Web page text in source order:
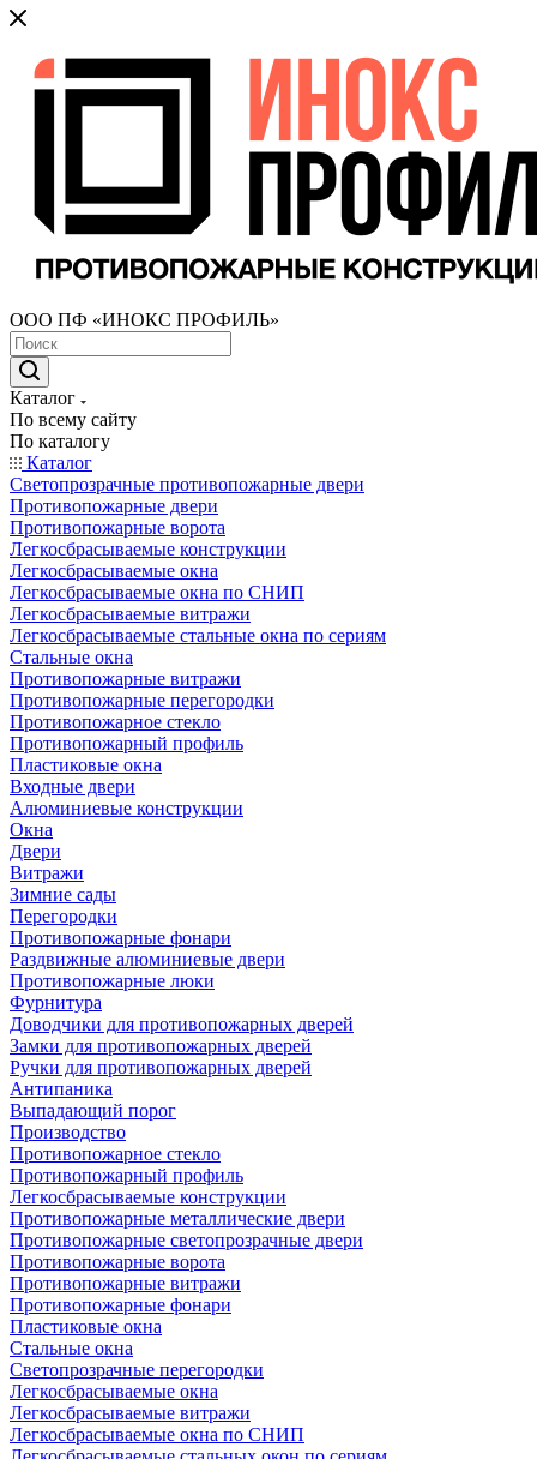
ООО ПФ «ИНОКС ПРОФИЛЬ»
Каталог
По всему сайту
По каталогу
Каталог
Светопрозрачные противопожарные двери
Противопожарные двери
Противопожарные ворота
Легкосбрасываемые конструкции
Легкосбрасываемые окна
Легкосбрасываемые окна по СНИП
Легкосбрасываемые витражи
Легкосбрасываемые стальные окна по сериям
Стальные окна
Противопожарные витражи
Противопожарные перегородки
Противопожарное стекло
Противопожарный профиль
Пластиковые окна
Входные двери
Алюминиевые конструкции
Окна
Двери
Витражи
Зимние сады
Перегородки
Противопожарные фонари
Раздвижные алюминиевые двери
Противопожарные люки
Фурнитура
Доводчики для противопожарных дверей
Замки для противопожарных дверей
Ручки для противопожарных дверей
Антипаника
Выпадающий порог
Производство
Противопожарное стекло
Противопожарный профиль
Легкосбрасываемые конструкции
Противопожарные металлические двери
Противопожарные светопрозрачные двери
Противопожарные ворота
Противопожарные витражи
Противопожарные фонари
Пластиковые окна
Стальные окна
Светопрозрачные перегородки
Легкосбрасываемые окна
Легкосбрасываемые витражи
Легкосбрасываемые окна по СНИП